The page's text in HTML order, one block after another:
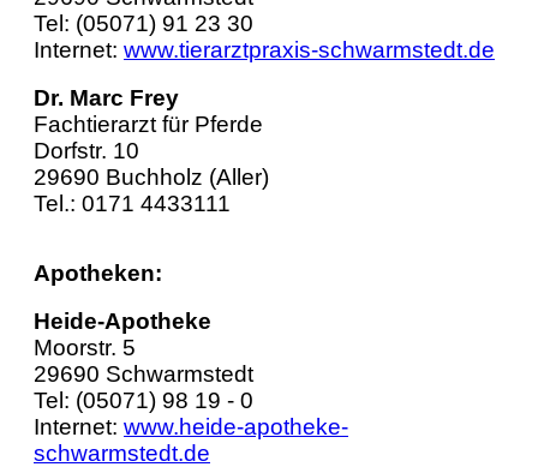
Tel: (05071) 91 23 30
Internet: www.tierarztpraxis-schwarmstedt.de
Dr. Marc Frey
Fachtierarzt für Pferde
Dorfstr. 10
29690 Buchholz (Aller)
Tel.: 0171 4433111
Apotheken:
Heide-Apotheke
Moorstr. 5
29690 Schwarmstedt
Tel: (05071) 98 19 - 0
Internet: www.heide-apotheke-
schwarmstedt.de